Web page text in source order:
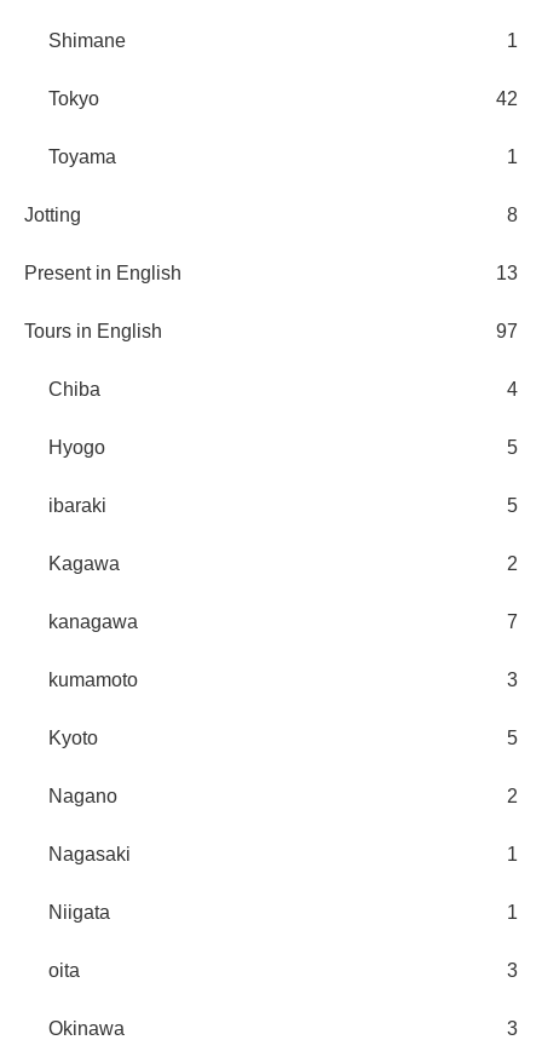
Shimane 1
Tokyo 42
Toyama 1
Jotting 8
Present in English 13
Tours in English 97
Chiba 4
Hyogo 5
ibaraki 5
Kagawa 2
kanagawa 7
kumamoto 3
Kyoto 5
Nagano 2
Nagasaki 1
Niigata 1
oita 3
Okinawa 3